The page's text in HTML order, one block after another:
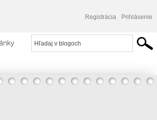
Registrácia Prihlásenie
články